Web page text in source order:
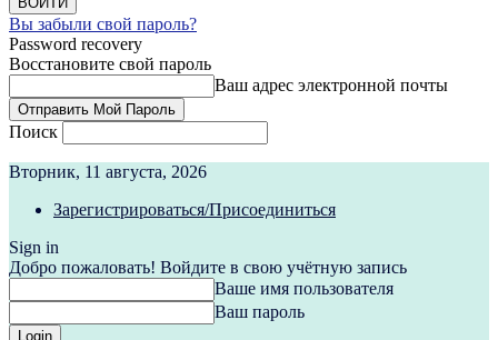
Вы забыли свой пароль?
Password recovery
Восстановите свой пароль
Ваш адрес электронной почты
Поиск
Вторник, 11 августа, 2026
Зарегистрироваться/Присоединиться
Sign in
Добро пожаловать! Войдите в свою учётную запись
Ваше имя пользователя
Ваш пароль